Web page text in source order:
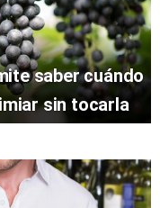
saber cuándo
sin tocarla